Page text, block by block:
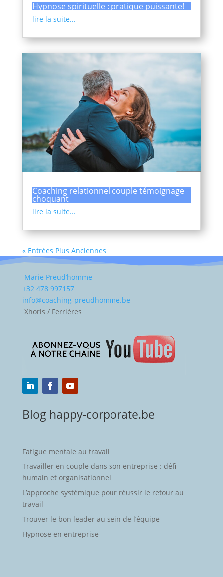
Hypnose spirituelle : pratique puissante!
lire la suite...
Coaching relationnel couple témoignage
choquant
lire la suite...
« Entrées Plus Anciennes
Marie Preud’homme
+32 478 997157
info@coaching-preudhomme.be
Xhoris / Ferrières
Blog happy-corporate.be
Fatigue mentale au travail
Travailler en couple dans son entreprise : défi
humain et organisationnel
L’approche systémique pour réussir le retour au
travail
Trouver le bon leader au sein de l’équipe
Hypnose en entreprise